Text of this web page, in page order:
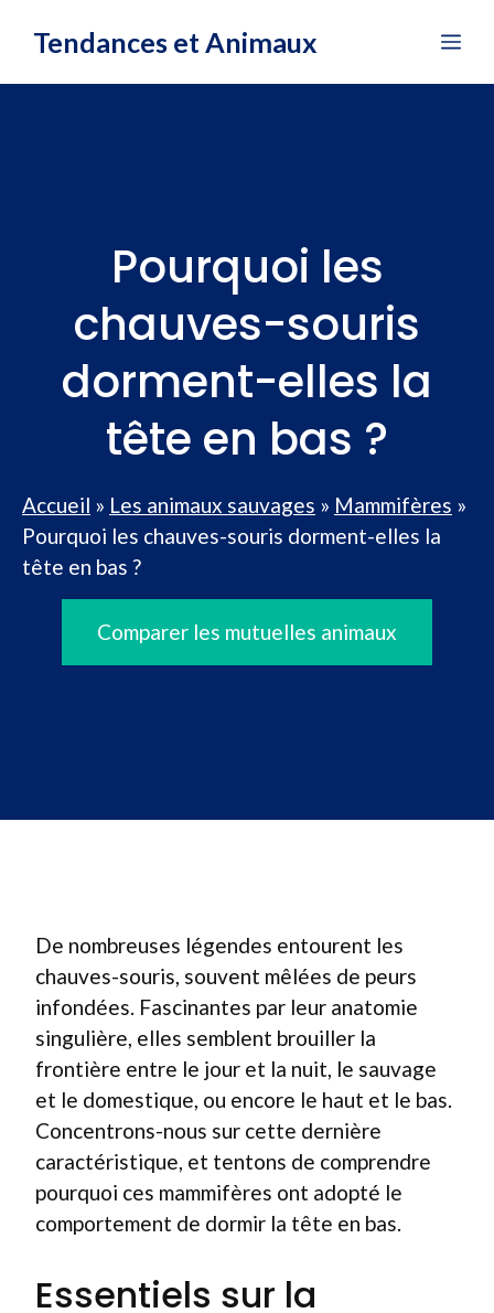
Tendances et Animaux
Pourquoi les
chauves-souris
dorment-elles la
tête en bas ?
Accueil » Les animaux sauvages » Mammifères »
Pourquoi les chauves-souris dorment-elles la
tête en bas ?
Comparer les mutuelles animaux
De nombreuses légendes entourent les
chauves-souris, souvent mêlées de peurs
infondées. Fascinantes par leur anatomie
singulière, elles semblent brouiller la
frontière entre le jour et la nuit, le sauvage
et le domestique, ou encore le haut et le bas.
Concentrons-nous sur cette dernière
caractéristique, et tentons de comprendre
pourquoi ces mammifères ont adopté le
comportement de dormir la tête en bas.
Essentiels sur la